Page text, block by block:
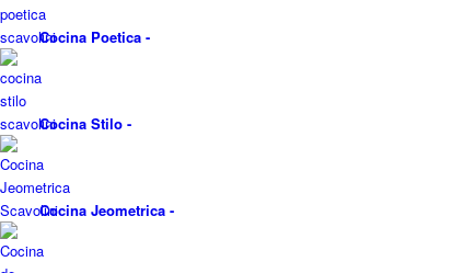
Cocina Poetica -
Cocina Stilo -
Cocina Jeometrica -